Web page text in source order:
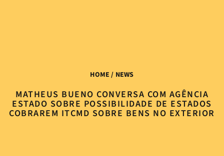
HOME / NEWS
MATHEUS BUENO CONVERSA COM AGÊNCIA
ESTADO SOBRE POSSIBILIDADE DE ESTADOS
COBRAREM ITCMD SOBRE BENS NO EXTERIOR